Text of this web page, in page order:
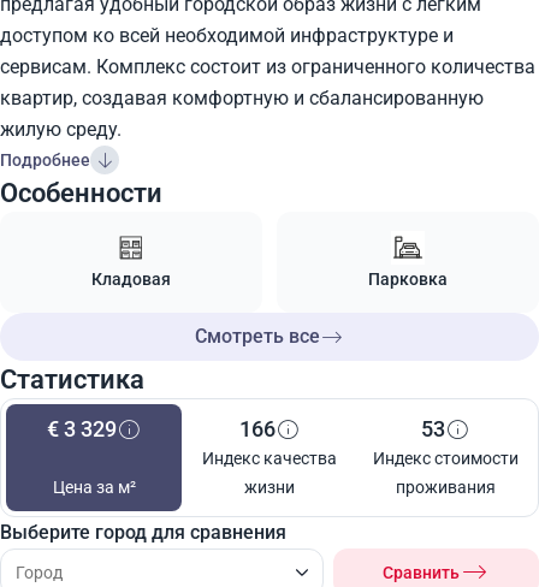
доступом ко всей необходимой инфраструктуре и
сервисам. Комплекс состоит из ограниченного количества
квартир, создавая комфортную и сбалансированную
жилую среду.
Подробнее
Особенности
Кладовая Парковка
Смотреть все
Статистика
€ 3 329
Цена за м²
166
Индекс качества
жизни
53
Индекс стоимости
проживания
Выберите город для сравнения
Сравнить